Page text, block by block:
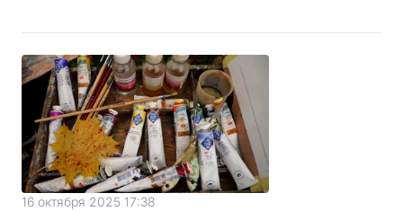
16 октября 2025 17:38